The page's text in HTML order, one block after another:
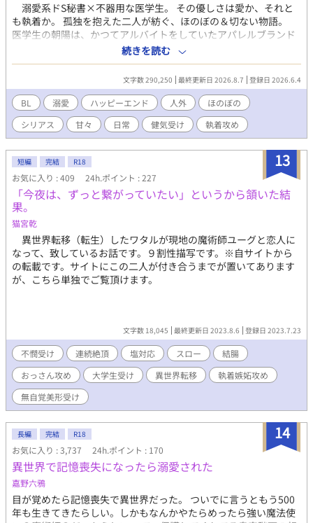
溺愛系ドS秘書×不器用な医学生。 その優しさは愛か、それと
も執着か。 孤独を抱えた二人が紡ぐ、ほのぼの＆切ない物語。
医学生の朝陽は、かつてアルバイトをしていたアパレルブランド
企業・プラセルコーポレーションの社長秘書、六槍から想いを寄
せられている。六槍は、献身的な朝陽の優しさに惹かれ、告白し
た。しかし朝陽は、生まれ育った家庭環境から「幸せな人間関係
はいつか壊れるもの」だと信じている。人と深く関わることを恐
れ、何事も諦めようとしてしまう朝陽は、六槍の気持ちを受け止
められずにいた。 そんな六槍には秘密があった。クレアという
星に祖先を持つ「レプ」という種族の末裔であり、人間のエネル
ギーを取り込まなければ生きていけない存在だった。かつては
「鬼」と呼ばれたこともあるという。その秘密を打ち明けられた
朝陽は、六槍に信頼されたことを喜び、彼の特別な友人になれた
と思っていた。 一方、朝陽自身も大きな問題を抱えていた。親
子鑑定によって、自分を育ててくれた父・倉口と血の繋がりがな
いことが判明したのだ。本当の父親である谷本から面会を求めら
れる。母と兄は対立し、倉口は酒に溺れ、家族は壊れていく。朝
陽は深く傷つきながらも、それでも前を向こうとしていた。 そ
んなある日、六槍に連れられて訪れた占いの館で、朝陽は不思議
な予言を受ける。引き当てたタロットカードは「魔術師」。似た
人に助けられると言われ、朝陽の前に現れたのは、プラセルコー
ポレーションの社長・黒崎一貴だった。朝陽はモデルの仕事が決
た六槍は、朝陽と出会い、初めて恋を知る。朝陽もまた、血の繋
がりだけではない関係を知る。孤独と秘密を抱えた二人は、本当
の意味で心を通わせることができるのか。傷つくことを恐れる医
学生と、恋を知らない“鬼”の末裔が紡ぐ、優しく切ないヒューマ
ンラブストーリー。 「鳴弦の天使～あの日に出会った旋律」「森
林の星空少年～あの日のメエメエ」「クリスタルアイズ～君に溺
れて眠る～」「クロス・クローズ～ほどけない視線～」にも登場
しています。
続きを読む
文字数 290,250 最終更新日 2026.8.7 登録日 2026.6.4
BL 溺愛 ハッピーエンド 人外
ほのぼの
シリアス
甘々 日常 健気受け 執着攻め
13
短編 完結 R18
お気に入り : 409 24h.ポイント : 227
「今夜は、ずっと繋がっていたい」というから頷いた結
果。
猫宮乾
異世界転移（転生）したワタルが現地の魔術師ユーグと恋人に
なって、致しているお話です。９割性描写です。※自サイトから
の転載です。サイトにこの二人が付き合うまでが置いてあります
が、こちら単独でご覧頂けます。
文字数 18,045 最終更新日 2023.8.6 登録日 2023.7.23
不憫受け 連続絶頂 塩対応 スロー
結腸
おっさん攻め
大学生受け 異世界転移
執着嫉妬攻め
無自覚美形受け
14
長編 完結 R18
お気に入り : 3,737 24h.ポイント : 170
異世界で記憶喪失になったら溺愛された
嘉野六鴉
目が覚めたら記憶喪失で異世界だった。 ついでに言うともう500
年も生きてきたらしい。しかもなんかやたらめったら強い魔法使